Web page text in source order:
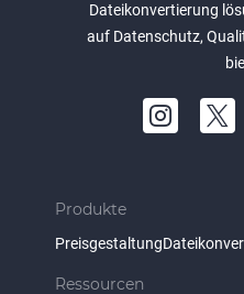
Dateikonvertierung
auf Datenschutz,
Produkte
Preisgestaltung
Ressourcen